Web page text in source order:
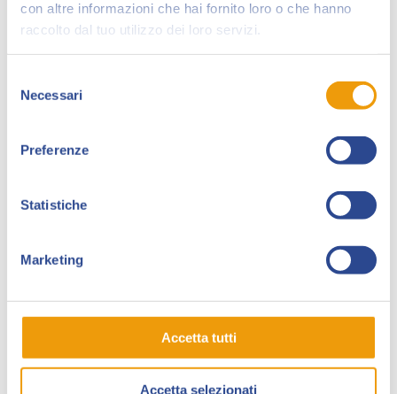
con altre informazioni che hai fornito loro o che hanno
raccolto dal tuo utilizzo dei loro servizi.
delNecessari
Preferenze
Statistiche
Marketing
Accetta tutti
Accetta selezionati
Editoresulle pagine del neonatoDampyr , serie per
cui lavora ancora attualmente.
editrice belga
, per la quale realizza il secondo
, uscito nel gennaio 2008, a
, in collaborazione con
l’associazione culturale
di Piacenza.
la
serieWilliam Adams: Samurai
e sempre nello stesso
Megatone. Ha collaborato anche a uno speciale
uscito a Lucca Comics 2018
dall’Irlanda, scritto da Mauro Boselli.